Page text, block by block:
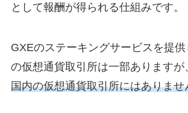
として報酬が得られる仕組みです。
GXEのステーキングサービスを提
の仮想通貨取引所は一部ありますが
国内の仮想通貨取引所にはありませ